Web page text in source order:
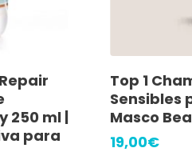
ml |
para
Top 1
Sensibles
Masco
19,00€